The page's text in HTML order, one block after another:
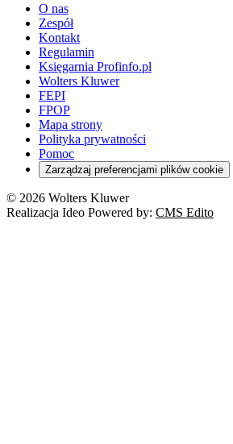
O nas
Zespół
Kontakt
Regulamin
Księgarnia Profinfo.pl
Wolters Kluwer
FEPI
FPOP
Mapa strony
Polityka prywatności
Pomoc
Zarządzaj preferencjami plików cookie
© 2026 Wolters Kluwer
Realizacja Ideo Powered by: CMS Edito